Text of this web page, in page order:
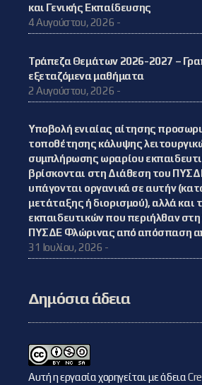
και Γενικής Εκπαίδευσης
4 Αυγούστου, 2026 -
Τράπεζα Θεμάτων 2026-2027 –
εξεταζόμενα μαθήματα
2 Αυγούστου, 2026 -
Υποβολή ενιαίας αίτησης
τοποθέτησης κάλυψης
συμπλήρωσης ωραρίου
βρίσκονται στη Διάθεση του
υπάγονται οργανικά σε αυτήν
μετάταξης ή διορισμού), αλλά και
εκπαιδευτικών που περιήλθαν
ΠΥΣΔΕ Φλώρινας από απόσπαση
31 Ιουλίου, 2026 -
Δημόσια άδεια
Αυτή η εργασία χορηγείται με άδεια